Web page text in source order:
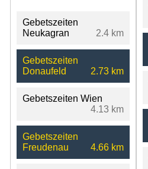
Gebetszeiten
Neukagran
2.4 km
Gebetszeiten
Donaufeld
2.73 km
Gebetszeiten Wien
4.13 km
Gebetszeiten
Freudenau
4.66 km